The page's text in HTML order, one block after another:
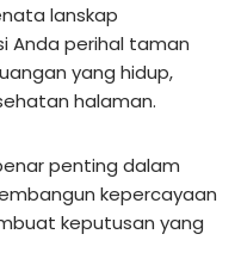
lanskap
Anda perihal taman
yang hidup,
halaman.
penting dalam
kepercayaan
keputusan yang